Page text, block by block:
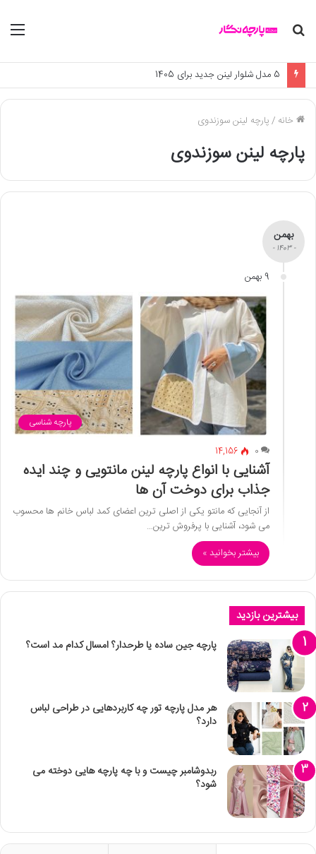
جستجو
5 مدل شلوار لینن جدید برای 1405
خانه /پارچه لینن سوزندوی
پارچه لینن سوزندوی
بهمن
- 1403 -
9 بهمن
پارچه شناسی
0
14,156
آشنایی با انواع پارچه لینن مانتویی و چند ایده
جذاب برای دوخت آن ها
از آنجایی که مانتو یکی از اصلی ترین اعضای کمد لباس خانم ها محسوب
می شود، آشنایی با پرفروش ترین…
بیشتر بخوانید »
بیشترین بازدید
پارچه جین ساده یا طرحدار؟ امسال کدام مد است؟
هر مدل پارچه تور چه کاربردهایی در طراحی لباس
دارد؟
ربدوشامبر چیست و با چه پارچه هایی دوخته می
شود؟